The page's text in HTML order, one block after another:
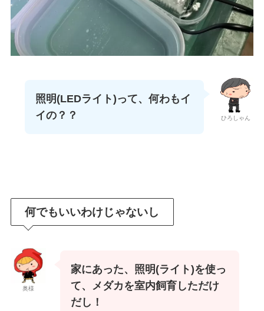
ひろしゃん
照明(LEDライト)って、何わもイ
イの？？
何でもいいわけじゃないし
奥様
家にあった、照明(ライト)を使っ
て、メダカを室内飼育しただけ
だし！